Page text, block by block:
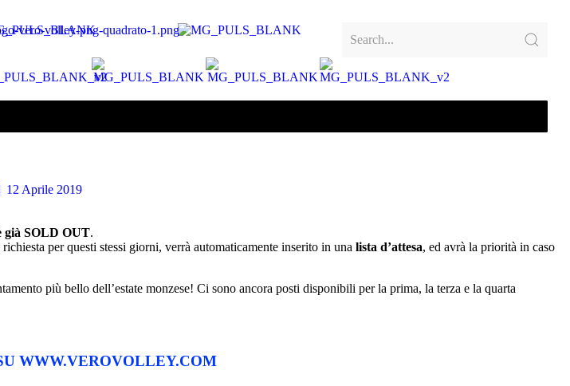
12 Aprile 2019
già SOLD OUT.
per questi stessi giorni, verrà automaticamente inserito in una lista d’attesa, ed avrà la priorità in caso
più bello dell’estate monzese! Ci sono ancora posti disponibili per la prima, la terza e la quarta
WWW.VEROVOLLEY.COM